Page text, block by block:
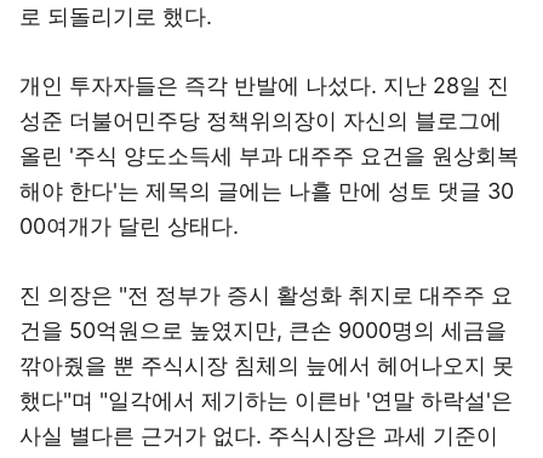
로 되돌리기로 했다.
개인 투자자들은 즉각 반발에 나섰다. 지난 28일 진
성준 더불어민주당 정책위의장이 자신의 블로그에
올린 '주식 양도소득세 부과 대주주 요건을 원상회복
해야 한다'는 제목의 글에는 나흘 만에 성토 댓글 30
00여개가 달린 상태다.
진 의장은 "전 정부가 증시 활성화 취지로 대주주 요
건을 50억원으로 높였지만, 큰손 9000명의 세금을
깎아줬을 뿐 주식시장 침체의 늪에서 헤어나오지 못
했다"며 "일각에서 제기하는 이른바 '연말 하락설'은
사실 별다른 근거가 없다. 주식시장은 과세 기준이